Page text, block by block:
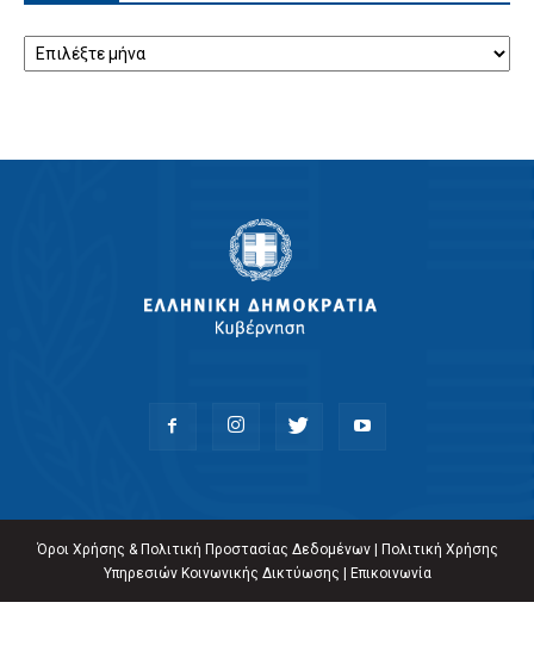
Όροι Χρήσης & Πολιτική Προστασίας Δεδομένων|
Πολιτική Χρήσης
Υπηρεσιών Κοινωνικής Δικτύωσης
Επικοινωνία